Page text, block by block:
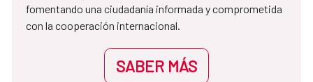
fomentando una ciudadanía informada y comprometida
con la cooperación internacional.
SABER MÁS